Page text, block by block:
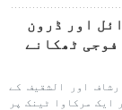
اور ڈرون
ٹھکانے
اور الشقیف کے
ایک مرکاوا ٹینک پر